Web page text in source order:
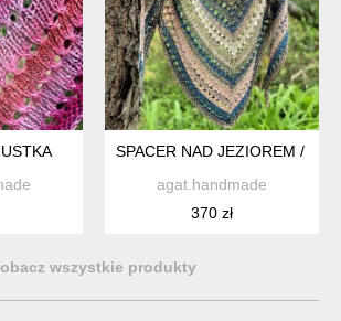
SPACER NAD JEZIOREM /
agat.handmade
370 zł
wszystkie produkty